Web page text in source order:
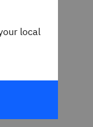
local